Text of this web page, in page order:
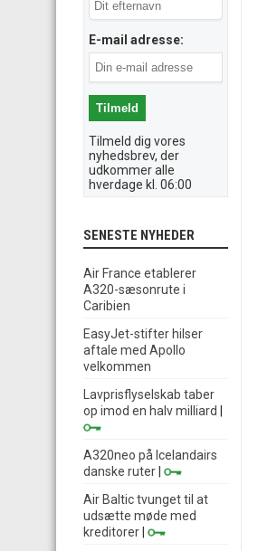
E-mail adresse:
Tilmeld dig vores
nyhedsbrev, der
udkommer alle
hverdage kl. 06:00
SENESTE NYHEDER
Air France etablerer
A320-sæsonrute i
Caribien
EasyJet-stifter hilser
aftale med Apollo
velkommen
Lavprisflyselskab taber
op imod en halv milliard
A320neo på Icelandairs
danske ruter
Air Baltic tvunget til at
udsætte møde med
kreditorer